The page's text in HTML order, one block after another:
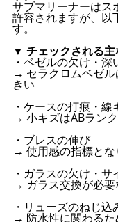
サブマリーナーはス
許容されますが、以
す。
▼ チェックされる主
・ベゼルの欠け・深
→ セラクロムベゼ
きい
・ケースの打痕・線
→ 小キズはABラン
・ブレスの伸び
→ 使用感の指標とな
・ガラスの欠け・
→ ガラス交換が必
・リューズのねじ込
→ 防水性に関わるた